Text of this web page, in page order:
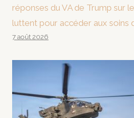
réponses du VA de Trump sur
luttent pour accéder aux soins
7 août 2026